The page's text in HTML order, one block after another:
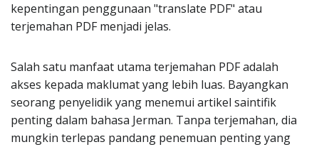
kepentingan penggunaan "translate PDF" atau
terjemahan PDF menjadi jelas.
Salah satu manfaat utama terjemahan PDF adalah
akses kepada maklumat yang lebih luas. Bayangkan
seorang penyelidik yang menemui artikel saintifik
penting dalam bahasa Jerman. Tanpa terjemahan, dia
mungkin terlepas pandang penemuan penting yang